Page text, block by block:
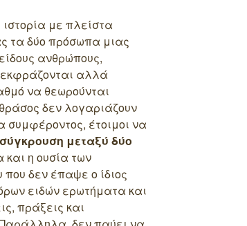
με πλείστα
τα δύο πρόσωπα μιας
ανθρώπους,
αλλά
να θεωρούνται
δεν λογαριάζουν
συμφέροντος, έτοιμοι να
σύγκρουση μεταξύ δύο
και η ουσία των
δεν έπαψε ο ίδιος
ειδών ερωτήματα και
πράξεις και